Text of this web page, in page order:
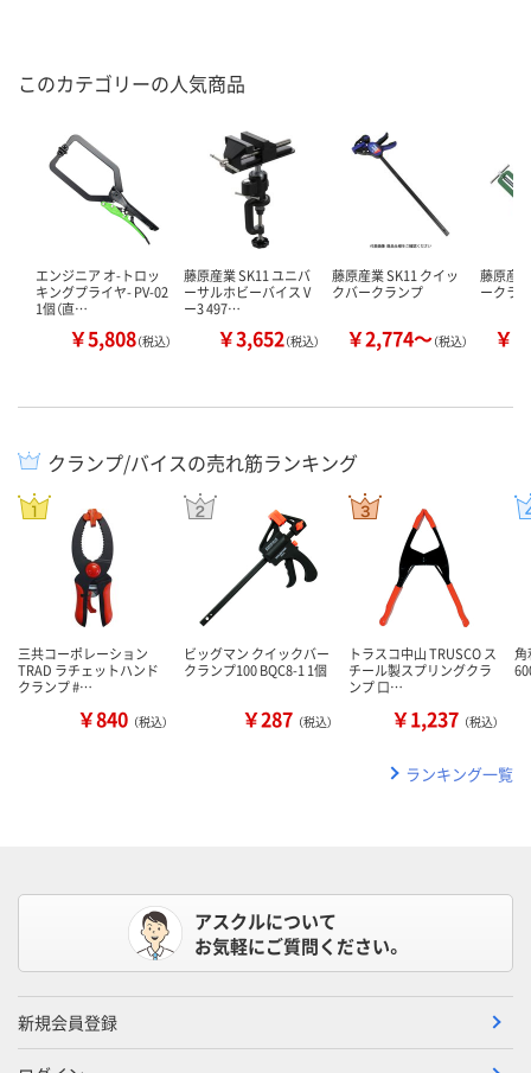
このカテゴリーの人気商品
エンジニア オ-トロッ
キングプライヤ- PV-02
1個（直…
￥5,808（税込）
藤原産業 SK11 ユニバ
ーサルホビーバイス V
ー3 497…
￥3,652（税込）
藤原産業 SK11 クイッ
クバークランプ
￥2,774～（税込）
藤原産
ークラ
￥
クランプ/バイスの売れ筋ランキング
三共コーポレーション
TRAD ラチェットハンド
クランプ #…
￥840 （税込）
ビッグマン クイックバー
クランプ100 BQC8-1 1個
￥287 （税込）
トラスコ中山 TRUSCO ス
チール製スプリングクラ
ンプ 口…
￥1,237 （税込）
角
ランキング一覧
アスクルについて
お気軽にご質問ください。
新規会員登録